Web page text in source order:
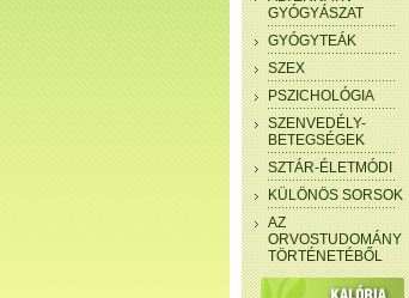
GYÓGYÁSZAT
GYÓGYTEÁK
SZEX
PSZICHOLÓGIA
SZENVEDÉLY-
BETEGSÉGEK
SZTÁR-ÉLETMÓDI
KÜLÖNÖS SORSOK
AZ
ORVOSTUDOMÁNY
TÖRTÉNETÉBŐL